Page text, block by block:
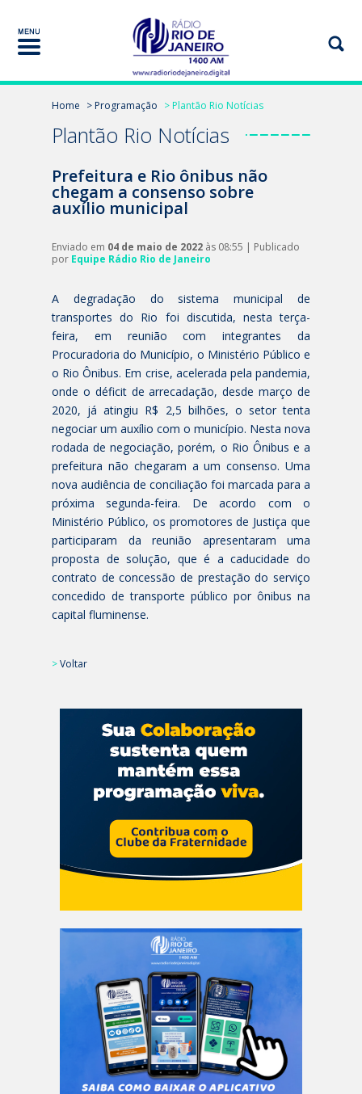
Home > Programação > Plantão Rio Notícias
Plantão Rio Notícias
Prefeitura e Rio ônibus não
chegam a consenso sobre
auxílio municipal
Enviado em 04 de maio de 2022 às 08:55 | Publicado
por Equipe Rádio Rio de Janeiro
A degradação do sistema municipal de
transportes do Rio foi discutida, nesta terça-
feira, em reunião com integrantes da
Procuradoria do Município, o Ministério Público e
o Rio Ônibus. Em crise, acelerada pela pandemia,
onde o déficit de arrecadação, desde março de
2020, já atingiu R$ 2,5 bilhões, o setor tenta
negociar um auxílio com o município. Nesta nova
rodada de negociação, porém, o Rio Ônibus e a
prefeitura não chegaram a um consenso. Uma
nova audiência de conciliação foi marcada para a
próxima segunda-feira. De acordo com o
Ministério Público, os promotores de Justiça que
participaram da reunião apresentaram uma
proposta de solução, que é a caducidade do
contrato de concessão de prestação do serviço
concedido de transporte público por ônibus na
capital fluminense.
>Voltar